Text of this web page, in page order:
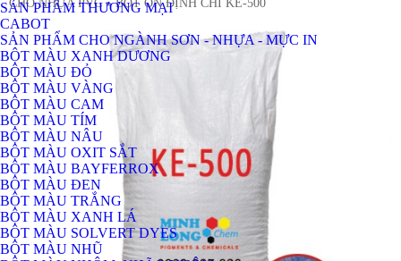
SẢN PHẨM THƯƠNG MẠI
CABOT
SẢN PHẨM CHO NGÀNH SƠN - NHỰA - MỰC IN
BỘT MÀU XANH DƯƠNG
BỘT MÀU ĐỎ
BỘT MÀU VÀNG
BỘT MÀU CAM
BỘT MÀU TÍM
BỘT MÀU NÂU
BỘT MÀU OXIT SẮT
BỘT MÀU BAYFERROX
BỘT MÀU ĐEN
BỘT MÀU TRẮNG
BỘT MÀU XANH LÁ
BỘT MÀU SOLVERT DYES
BỘT MÀU NHŨ
CHO NHỰA PVC » BỘT ỔN ĐỊNH CHÌ KE-500